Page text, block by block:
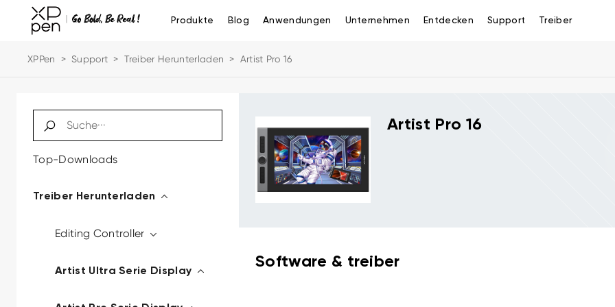
Produkte Blog Anwendungen Unternehmen Entdecken Support Treiber
XPPen > Support > Treiber Herunterladen > Artist Pro 16
Top-Downloads
Treiber Herunterladen
Editing Controller
Artist Ultra Serie Display
Artist Pro 16
Software & treiber